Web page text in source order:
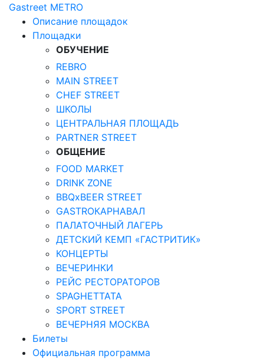
Gastreet METRO
Описание площадок
Площадки
ОБУЧЕНИЕ
REBRO
MAIN STREET
CHEF STREET
ШКОЛЫ
ЦЕНТРАЛЬНАЯ ПЛОЩАДЬ
PARTNER STREET
ОБЩЕНИЕ
FOOD MARKET
DRINK ZONE
BBQxBEER STREET
GASTROКАРНАВАЛ
ПАЛАТОЧНЫЙ ЛАГЕРЬ
ДЕТСКИЙ КЕМП «ГАСТРИТИК»
КОНЦЕРТЫ
ВЕЧЕРИНКИ
РЕЙС РЕСТОРАТОРОВ
SPAGHETTATA
SPORT STREET
ВЕЧЕРНЯЯ МОСКВА
Билеты
Официальная программа